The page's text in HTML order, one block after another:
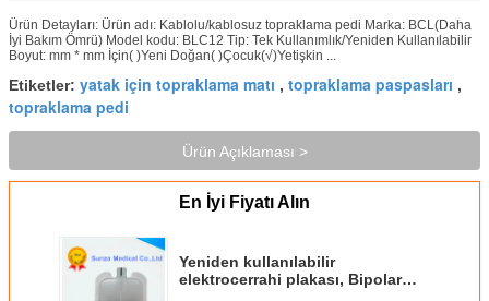
Ürün Detayları: Ürün adı: Kablolu/kablosuz topraklama pedi Marka: BCL(Daha
İyi Bakım Ömrü) Model kodu: BLC12 Tip: Tek Kullanımlık/Yeniden Kullanılabilir
Boyut: mm * mm İçin( )Yeni Doğan( )Çocuk(√)Yetişkin ...
Etiketler: yatak için topraklama matı , topraklama paspasları ,
topraklama pedi
Ürün Açıklaması >
En İyi Fiyatı Alın
Yeniden kullanılabilir
elektrocerrahi plakası, Bipolar